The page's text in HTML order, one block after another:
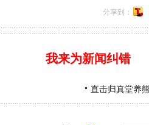
分享到：
我来为新闻纠错
直击归真堂养